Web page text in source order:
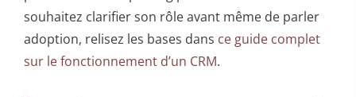
souhaitez clarifier son rôle avant même de parler
adoption, relisez les bases dans ce guide complet
sur le fonctionnement d’un CRM.